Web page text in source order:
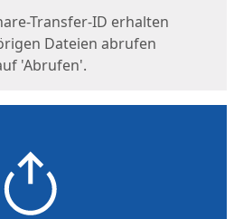
Transfer-ID erhalten
Dateien abrufen
'Abrufen'.